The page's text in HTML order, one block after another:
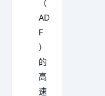
（
AD
F
）
的
高
速